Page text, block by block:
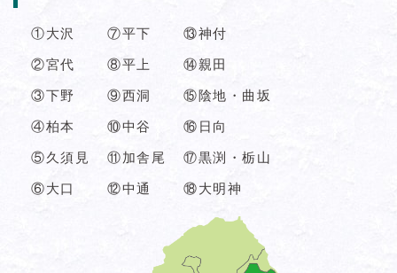
①大沢
②宮代
③下野
④柏本
⑤久須見
⑥大口
⑦平下
⑧平上
⑨西洞
⑩中谷
⑪加舎尾
⑫中通
⑬神付
⑭親田
⑮陰地・曲坂
⑯日向
⑰黒渕・栃山
⑱大明神